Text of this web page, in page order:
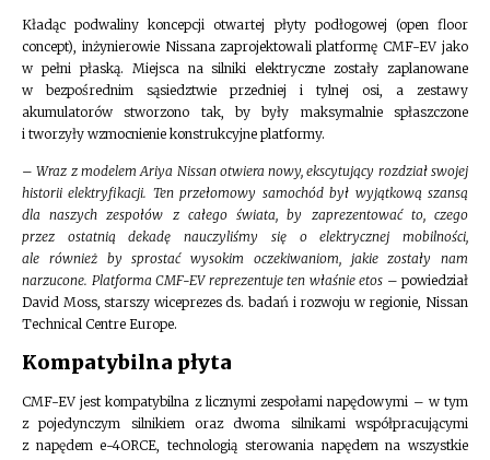
Kładąc podwaliny koncepcji otwartej płyty podłogowej (open floor
concept), inżynierowie Nissana zaprojektowali platformę CMF-EV jako
w pełni płaską. Miejsca na silniki elektryczne zostały zaplanowane
w bezpośrednim sąsiedztwie przedniej i tylnej osi, a zestawy
akumulatorów stworzono tak, by były maksymalnie spłaszczone
i tworzyły wzmocnienie konstrukcyjne platformy.
–Wraz z modelem Ariya Nissan otwiera nowy, ekscytujący rozdział swojej
historii elektryfikacji. Ten przełomowy samochód był wyjątkową szansą
dla naszych zespołów z całego świata, by zaprezentować to, czego
przez ostatnią dekadę nauczyliśmy się o elektrycznej mobilności,
ale również by sprostać wysokim oczekiwaniom, jakie zostały nam
narzucone. Platforma CMF-EV reprezentuje ten właśnie etos – powiedział
David Moss, starszy wiceprezes ds. badań i rozwoju w regionie, Nissan
Technical Centre Europe.
Kompatybilna płyta
CMF-EV jest kompatybilna z licznymi zespołami napędowymi – w tym
z pojedynczym silnikiem oraz dwoma silnikami współpracującymi
z napędem e-4ORCE, technologią sterowania napędem na wszystkie